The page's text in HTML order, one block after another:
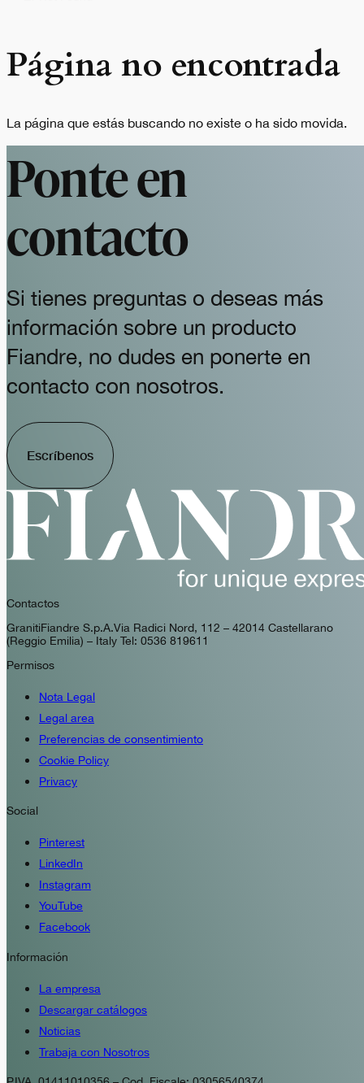
Página no encontrada
La página que estás buscando no existe o ha sido movida.
Ponte en
contacto
Si tienes preguntas o deseas más
información sobre un producto
Fiandre, no dudes en ponerte en
contacto con nosotros.
Escríbenos
Contactos
GranitiFiandre S.p.A. Via Radici Nord, 112 – 42014 Castellarano
(Reggio Emilia) – Italy Tel: 0536 819611
Permisos
Nota Legal
Legal area
Preferencias de consentimiento
Cookie Policy
Privacy
Social
Pinterest
LinkedIn
Instagram
YouTube
Facebook
Información
La empresa
Descargar catálogos
Noticias
Trabaja con Nosotros